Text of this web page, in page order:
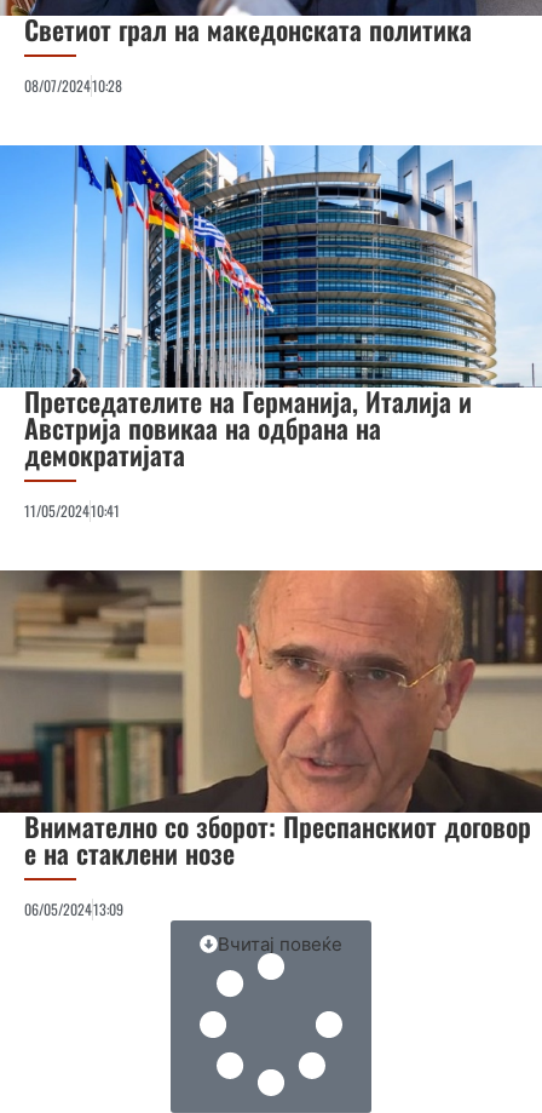
Светиот грал на македонската политика
08/07/202410:28
Претседателите на Германија, Италија и
Австрија повикаа на одбрана на
демократијата
11/05/202410:41
Внимателно со зборот: Преспанскиот договор
е на стаклени нозе
06/05/202413:09
Вчитај повеќе